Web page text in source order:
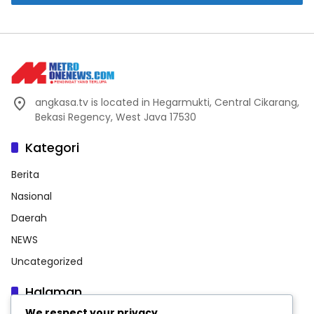
angkasa.tv is located in Hegarmukti, Central Cikarang,
Bekasi Regency, West Java 17530
Kategori
Berita
Nasional
Daerah
NEWS
Uncategorized
Halaman